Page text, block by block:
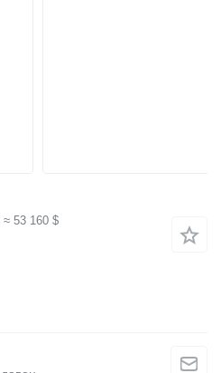
≈ 53 160 $